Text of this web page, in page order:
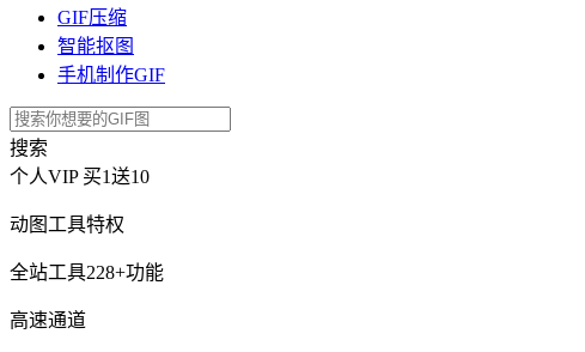
GIF压缩
智能抠图
手机制作GIF
搜索
个人VIP 买1送10
动图工具特权
全站工具228+功能
高速通道